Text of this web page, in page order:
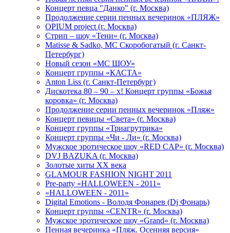
Концерт певца "Данко" (г. Москва)
Продолжение серии пенных вечеринок «ПЛЯЖ»
OPIUM project (г. Москва)
Стрип – шоу «Тени» (г. Москва)
Matissе & Sadko, MC Скоробогатый (г. Санкт-
Петербург)
Новый сезон «МС ШОУ»
Концерт группы «КАСТА»
Anton Liss (г. Санкт-Петербург)
Дискотека 80 – 90 – х! Концерт группы «Божья
коровка» (г. Москва)
Продолжение серии пенных вечеринок «Пляж»
Концерт певицы «Света» (г. Москва)
Концерт группы «Триагрутрика»
Концерт группы «Чи - Ли» (г. Москва)
Мужское эротическое шоу «RED CAP» (г. Москва)
DVJ BAZUKA (г. Москва)
Золотые хиты XX века
GLAMOUR FASHION NIGHT 2011
Pre-party «HALLOWEEN - 2011»
«HALLOWEEN - 2011»
Digital Emotions - Володя Фонарев (Dj Фонарь)
Концерт группы «CENTR» (г. Москва)
Мужское эротическое шоу «Grand» (г. Москва)
Пенная вечеринка «Пляж. Осенняя версия»